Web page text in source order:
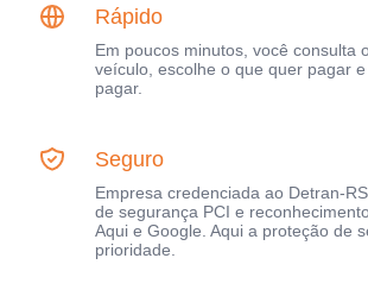
Rápido
Em poucos minutos, você consulta
veículo, escolhe o que quer pagar
pagar.
Seguro
Empresa credenciada ao Detran-
de segurança PCI e
Aqui e Google. Aqui a proteção de
prioridade.